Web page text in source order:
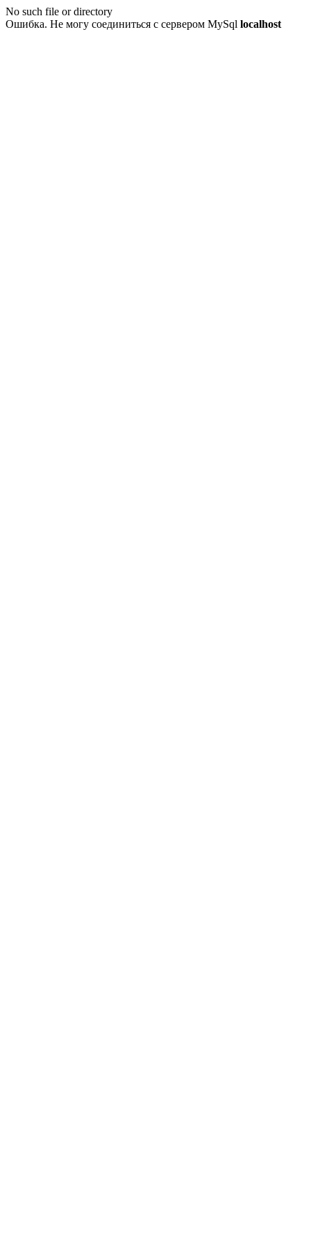
No such file or directory
Ошибка. Не могу соединиться с сервером MySql localhost